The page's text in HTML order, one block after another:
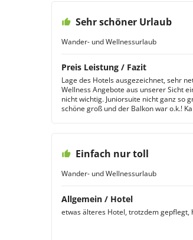
Sehr schöner Urlaub
Wander- und Wellnessurlaub
Preis Leistung / Fazit
Lage des Hotels ausgezeichnet, sehr
Wellness Angebote aus unserer Sicht
nicht wichtig. Juniorsuite nicht ganz so
schöne groß und der Balkon war o.k.!
Einfach nur toll
Wander- und Wellnessurlaub
Allgemein / Hotel
etwas älteres Hotel, trotzdem